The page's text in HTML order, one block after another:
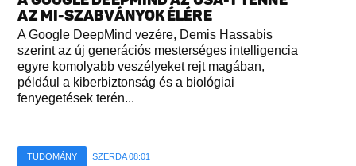
AZ MI-SZABVÁNYOK ÉLÉRE
A Google DeepMind vezére, Demis Hassabis
szerint az új generációs mesterséges intelligencia
egyre komolyabb veszélyeket rejt magában,
például a kiberbiztonság és a biológiai
fenyegetések terén...
TUDOMÁNY SZERDA 08:01